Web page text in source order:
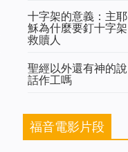
十字架的意義：主耶
穌為什麼要釘十字架
救贖人
聖經以外還有神的說
話作工嗎
福音電影片段